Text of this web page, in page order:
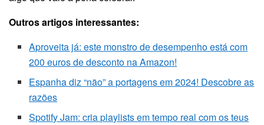
Outros artigos interessantes:
Aproveita já: este monstro de desempenho está com
200 euros de desconto na Amazon!
Espanha diz “não” a portagens em 2024! Descobre as
razões
Spotify Jam: cria playlists em tempo real com os teus